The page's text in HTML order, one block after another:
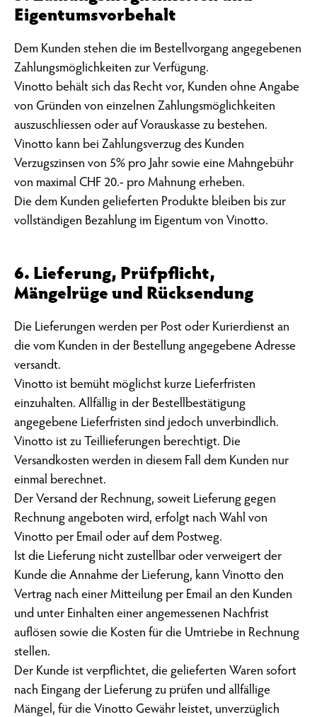
Eigentumsvorbehalt
Dem Kunden stehen die im Bestellvorgang angegebenen
Zahlungsmöglichkeiten zur Verfügung.
Vinotto behält sich das Recht vor, Kunden ohne Angabe
von Gründen von einzelnen Zahlungsmöglichkeiten
auszuschliessen oder auf Vorauskasse zu bestehen.
Vinotto kann bei Zahlungsverzug des Kunden
Verzugszinsen von 5% pro Jahr sowie eine Mahngebühr
von maximal CHF 20.- pro Mahnung erheben.
Die dem Kunden gelieferten Produkte bleiben bis zur
vollständigen Bezahlung im Eigentum von Vinotto.
6. Lieferung, Prüfpflicht,
Mängelrüge und Rücksendung
Die Lieferungen werden per Post oder Kurierdienst an
die vom Kunden in der Bestellung angegebene Adresse
versandt.
Vinotto ist bemüht möglichst kurze Lieferfristen
einzuhalten. Allfällig in der Bestellbestätigung
angegebene Lieferfristen sind jedoch unverbindlich.
Vinotto ist zu Teillieferungen berechtigt. Die
Versandkosten werden in diesem Fall dem Kunden nur
einmal berechnet.
Der Versand der Rechnung, soweit Lieferung gegen
Rechnung angeboten wird, erfolgt nach Wahl von
Vinotto per Email oder auf dem Postweg.
Ist die Lieferung nicht zustellbar oder verweigert der
Kunde die Annahme der Lieferung, kann Vinotto den
Vertrag nach einer Mitteilung per Email an den Kunden
und unter Einhalten einer angemessenen Nachfrist
auflösen sowie die Kosten für die Umtriebe in Rechnung
stellen.
Der Kunde ist verpflichtet, die gelieferten Waren sofort
nach Eingang der Lieferung zu prüfen und allfällige
Mängel, für die Vinotto Gewähr leistet, unverzüglich